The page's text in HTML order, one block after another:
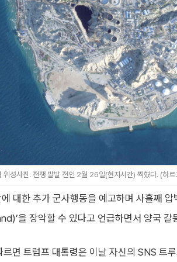
성사진. 전쟁 발발 전인 2월 26일(현지시간) 찍혔다. (하
대한 추가 군사행동을 예고하며 사흘째
을 장악할 수 있다고 언급하면서 양국
면 트럼프 대통령은 이날 자신의 SNS 트